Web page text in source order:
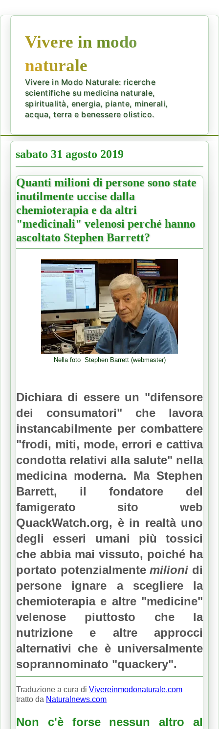
Vivere in modo
naturale
Vivere in Modo Naturale: ricerche
scientifiche su medicina naturale,
spiritualità, energia, piante, minerali,
acqua, terra e benessere olistico.
sabato 31 agosto 2019
Quanti milioni di persone sono state
inutilmente uccise dalla
chemioterapia e da altri
"medicinali" velenosi perché hanno
ascoltato Stephen Barrett?
Nella foto Stephen Barrett (webmaster)
Dichiara di essere un "difensore
dei consumatori" che lavora
instancabilmente per combattere
"frodi, miti, mode, errori e cattiva
condotta relativi alla salute" nella
medicina moderna. Ma Stephen
Barrett, il fondatore del
famigerato sito web
QuackWatch.org, è in realtà uno
degli esseri umani più tossici
che abbia mai vissuto, poiché ha
portato potenzialmentemilioni di
persone ignare a scegliere la
chemioterapia e altre "medicine"
velenose piuttosto che la
nutrizione e altre approcci
alternativi che è universalmente
soprannominato "quackery".
Traduzione a cura di Vivereinmodonaturale.com
tratto da Naturalnews.com
Non c'è forse nessun altro al